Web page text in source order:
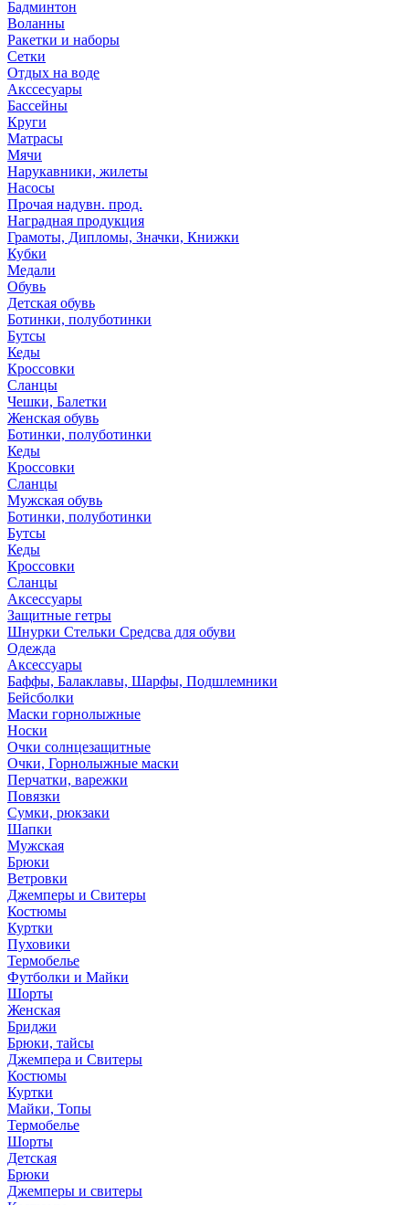
Бадминтон
Воланны
Ракетки и наборы
Сетки
Отдых на воде
Акссесуары
Бассейны
Круги
Матрасы
Мячи
Нарукавники, жилеты
Насосы
Прочая надувн. прод.
Наградная продукция
Грамоты, Дипломы, Значки, Книжки
Кубки
Медали
Обувь
Детская обувь
Ботинки, полуботинки
Бутсы
Кеды
Кроссовки
Сланцы
Чешки, Балетки
Женская обувь
Ботинки, полуботинки
Кеды
Кроссовки
Сланцы
Мужская обувь
Ботинки, полуботинки
Бутсы
Кеды
Кроссовки
Сланцы
Аксессуары
Защитные гетры
Шнурки Стельки Средсва для обуви
Одежда
Аксессуары
Баффы, Балаклавы, Шарфы, Подшлемники
Бейсболки
Маски горнолыжные
Носки
Очки солнцезащитные
Очки, Горнолыжные маски
Перчатки, варежки
Повязки
Сумки, рюкзаки
Шапки
Мужская
Брюки
Ветровки
Джемперы и Свитеры
Костюмы
Куртки
Пуховики
Термобелье
Футболки и Майки
Шорты
Женская
Бриджи
Брюки, тайсы
Джемпера и Свитеры
Костюмы
Куртки
Майки, Топы
Термобелье
Шорты
Детская
Брюки
Джемперы и свитеры